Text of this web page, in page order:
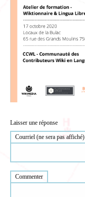
Laisser une réponse
Courriel (ne sera pas affiché)
Commenter